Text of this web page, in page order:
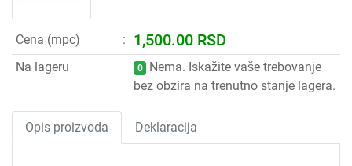
Cena (mpc) 1,500.00 RSD
Na lageru 0
Nema. Iskažite vaše trebovanje
bez obzira na trenutno stanje lagera.
Opis proizvoda Deklaracija